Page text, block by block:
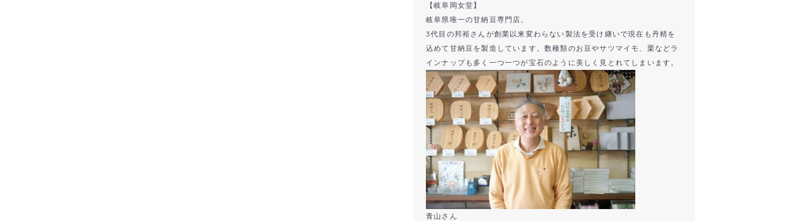
【岐阜岡女堂】
岐阜県唯一の甘納豆専門店。
3代目の邦裕さんが創業以来変わらない製法を受け継いで現在も丹精を
込めて甘納豆を製造しています。数種類のお豆やサツマイモ、栗などラ
インナップも多く一つ一つが宝石のように美しく見とれてしまいます。
青山さん